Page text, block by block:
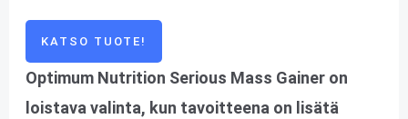
KATSO TUOTE!
Optimum Nutrition Serious Mass Gainer on
loistava valinta, kun tavoitteena on lisätä